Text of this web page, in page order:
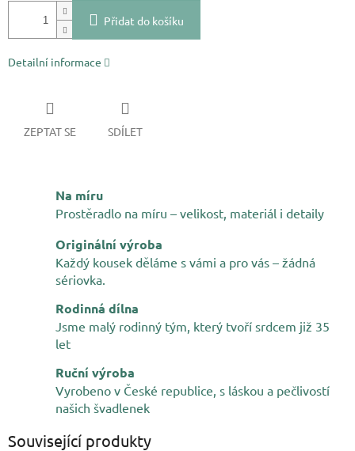
Přidat do košíku
Detailní informace
ZEPTAT SE SDÍLET
Na míru
Prostěradlo na míru – velikost, materiál i detaily
Originální výroba
Každý kousek děláme s vámi a pro vás – žádná
sériovka.
Rodinná dílna
Jsme malý rodinný tým, který tvoří srdcem již 35
let
Ruční výroba
Vyrobeno v České republice, s láskou a pečlivostí
našich švadlenek
Související produkty